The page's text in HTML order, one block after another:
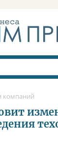
компаний